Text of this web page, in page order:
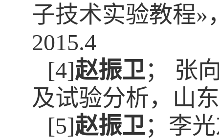
子技术实验教程»
2015.4
[4]赵振卫； 张
及试验分析，山
[5]赵振卫；李